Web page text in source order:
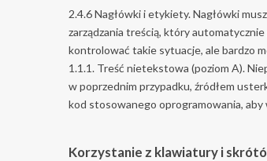
2.4.6 Nagłówki i etykiety. Nagłówki
zarządzania treścią, który
kontrolować takie sytuacje, ale bardzo
1.1.1. Treść nietekstowa (poziom A).
w poprzednim przypadku, źródłem
kod stosowanego oprogramowania,
Korzystanie z klawiatury i